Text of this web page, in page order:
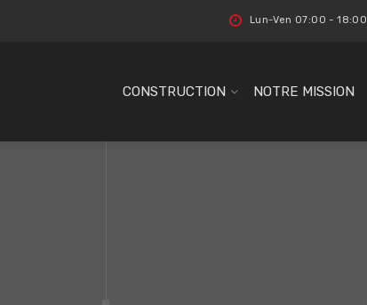
Lun-Ven 07:00 - 18:00
CONSTRUCTION NOTRE MISSION